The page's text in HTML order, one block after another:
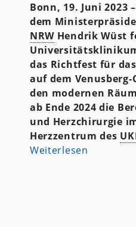
Bonn, 19. Juni 2023
dem
NRW Hendrik Wüst
das Richtfest für
auf dem Venusberg-
den modernen
ab Ende 2024 die
und Herzchirurgie
Herzzentrum des
Weiterlesen